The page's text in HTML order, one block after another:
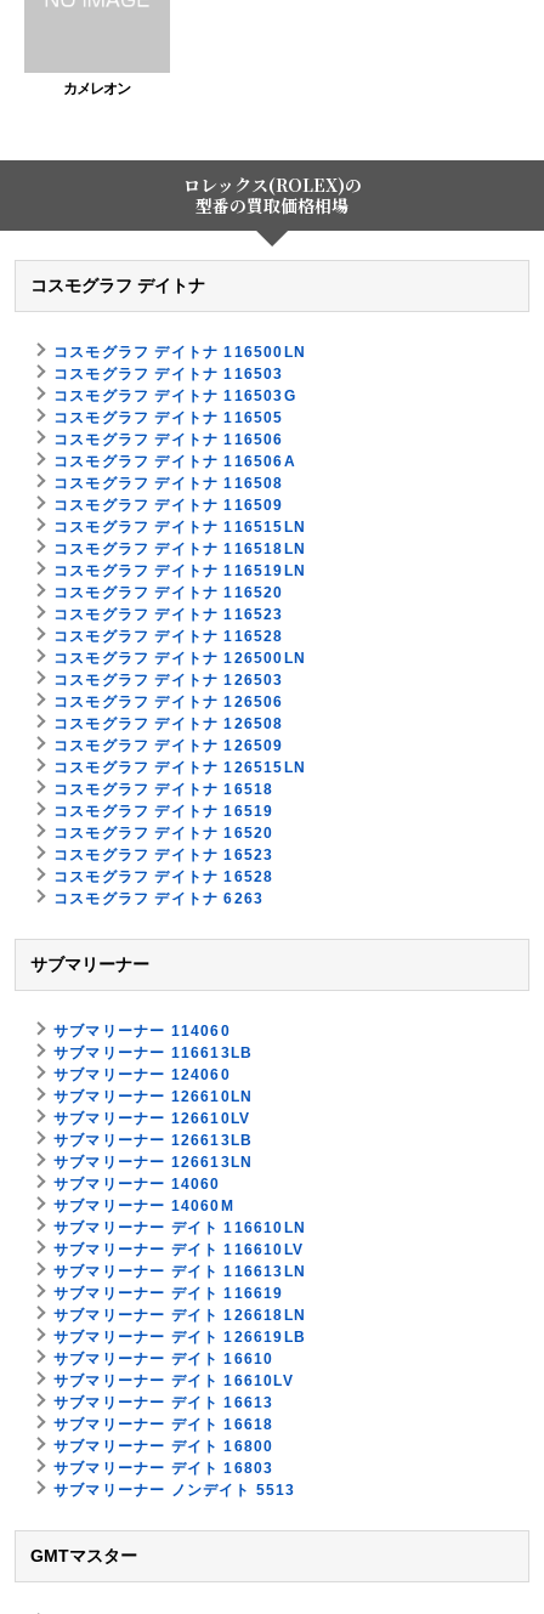
カメレオン
ロレックス(ROLEX)の
型番の買取価格相場
コスモグラフ デイトナ
コスモグラフ デイトナ 116500LN
コスモグラフ デイトナ 116503
コスモグラフ デイトナ 116503G
コスモグラフ デイトナ 116505
コスモグラフ デイトナ 116506
コスモグラフ デイトナ 116506A
コスモグラフ デイトナ 116508
コスモグラフ デイトナ 116509
コスモグラフ デイトナ 116515LN
コスモグラフ デイトナ 116518LN
コスモグラフ デイトナ 116519LN
コスモグラフ デイトナ 116520
コスモグラフ デイトナ 116523
コスモグラフ デイトナ 116528
コスモグラフ デイトナ 126500LN
コスモグラフ デイトナ 126503
コスモグラフ デイトナ 126506
コスモグラフ デイトナ 126508
コスモグラフ デイトナ 126509
コスモグラフ デイトナ 126515LN
コスモグラフ デイトナ 16518
コスモグラフ デイトナ 16519
コスモグラフ デイトナ 16520
コスモグラフ デイトナ 16523
コスモグラフ デイトナ 16528
コスモグラフ デイトナ 6263
サブマリーナー
サブマリーナー 114060
サブマリーナー 116613LB
サブマリーナー 124060
サブマリーナー 126610LN
サブマリーナー 126610LV
サブマリーナー 126613LB
サブマリーナー 126613LN
サブマリーナー 14060
サブマリーナー 14060M
サブマリーナー デイト 116610LN
サブマリーナー デイト 116610LV
サブマリーナー デイト 116613LN
サブマリーナー デイト 116619
サブマリーナー デイト 126618LN
サブマリーナー デイト 126619LB
サブマリーナー デイト 16610
サブマリーナー デイト 16610LV
サブマリーナー デイト 16613
サブマリーナー デイト 16618
サブマリーナー デイト 16800
サブマリーナー デイト 16803
サブマリーナー ノンデイト 5513
GMTマスター